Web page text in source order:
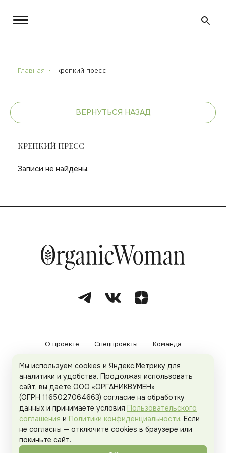
Главная крепкий пресс
ВЕРНУТЬСЯ НАЗАД
КРЕПКИЙ ПРЕСС
Записи не найдены.
О проекте Спецпроекты Команда
Рекламодателям Политика конфиденциальности
Пользовательское соглашение
Organicwoman.ru . Все права защищены.
Мы используем cookies и Яндекс.Метрику для
аналитики и удобства. Продолжая использовать
сайт, вы даёте ООО «ОРГАНИКВУМЕН»
(ОГРН 1165027064663) согласие на обработку
данных и принимаете условия Пользовательского
соглашения и Политики конфиденциальности. Если
не согласны — отключите cookies в браузере или
покиньте сайт.